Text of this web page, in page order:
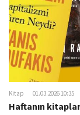
Kitap 01.03.2026 10:35
Haftanın